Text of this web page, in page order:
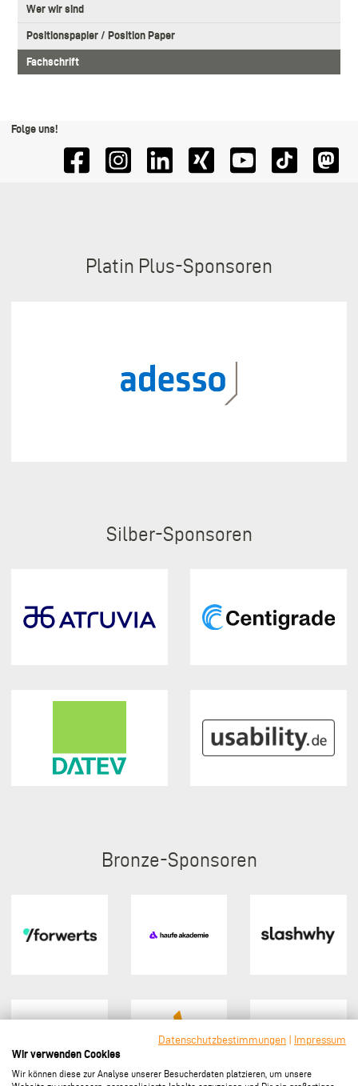
Main
Wer wir sind
Positionspapier / Position Paper
Fachschrift
Folge uns!
Silber
Bronze
Platin Plus
Datenschutzbestimmungen
Impressum
Wir verwenden Cookies
Wir können diese zur Analyse unserer Besucherdaten platzieren, um unsere